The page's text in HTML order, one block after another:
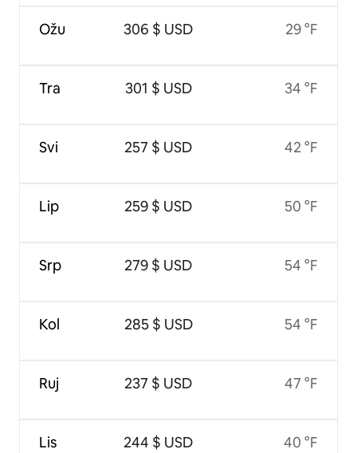
Ožu
Tra
Svi
Lip
Srp
Kol
Ruj
Lis
306 $ USD
301 $ USD
257 $ USD
259 $ USD
279 $ USD
285 $ USD
237 $ USD
244 $ USD
29 °F
34 °F
42 °F
50 °F
54 °F
54 °F
47 °F
40 °F